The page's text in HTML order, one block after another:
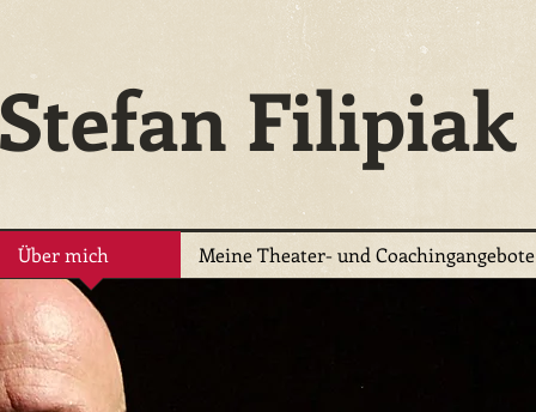
Filipiak
Seniorentheater
Düsseldorf
Schauspielunterricht
Theater
Theaterkurs
Über mich Meine Theater- und Coachingangebote